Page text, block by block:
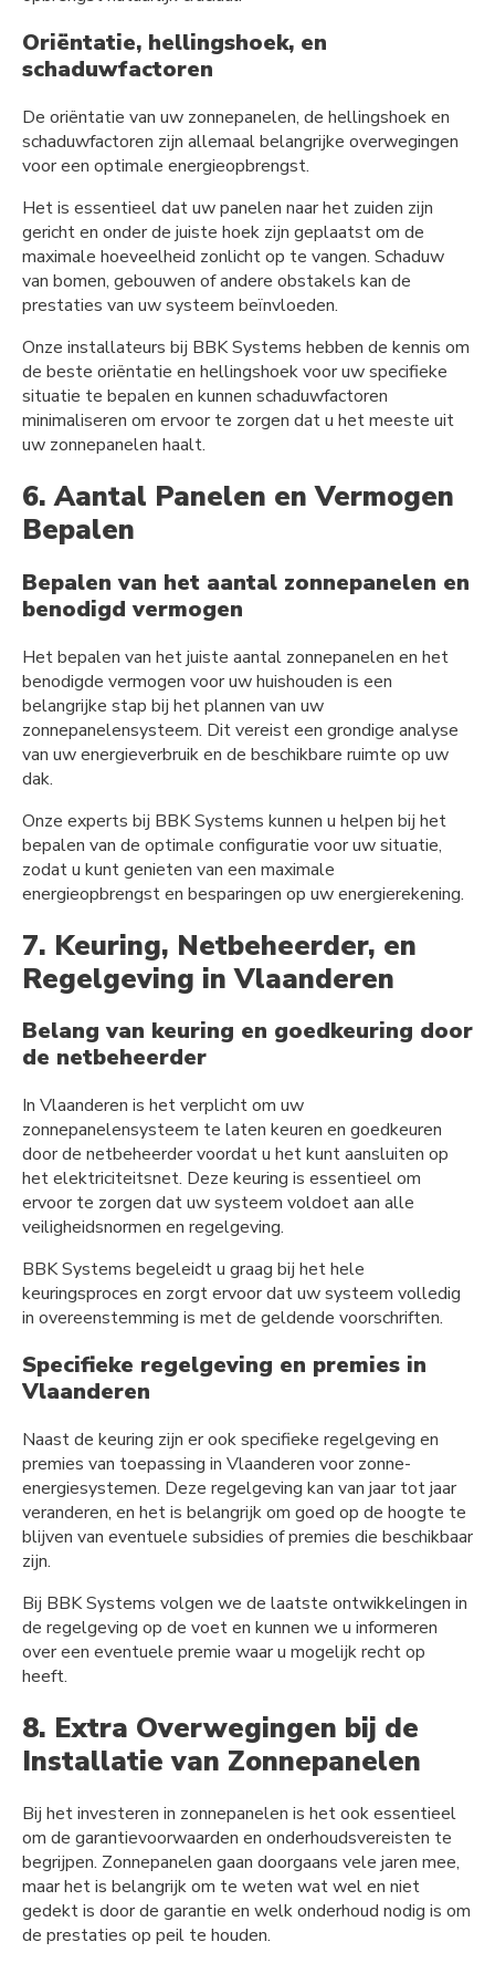
Oriëntatie, hellingshoek, en
schaduwfactoren
De oriëntatie van uw zonnepanelen, de hellingshoek en
schaduwfactoren zijn allemaal belangrijke overwegingen
voor een optimale energieopbrengst.
Het is essentieel dat uw panelen naar het zuiden zijn
gericht en onder de juiste hoek zijn geplaatst om de
maximale hoeveelheid zonlicht op te vangen. Schaduw
van bomen, gebouwen of andere obstakels kan de
prestaties van uw systeem beïnvloeden.
Onze installateurs bij BBK Systems hebben de kennis om
de beste oriëntatie en hellingshoek voor uw specifieke
situatie te bepalen en kunnen schaduwfactoren
minimaliseren om ervoor te zorgen dat u het meeste uit
uw zonnepanelen haalt.
6. Aantal Panelen en Vermogen
Bepalen
Bepalen van het aantal zonnepanelen en
benodigd vermogen
Het bepalen van het juiste aantal zonnepanelen en het
benodigde vermogen voor uw huishouden is een
belangrijke stap bij het plannen van uw
zonnepanelensysteem. Dit vereist een grondige analyse
van uw energieverbruik en de beschikbare ruimte op uw
dak.
Onze experts bij BBK Systems kunnen u helpen bij het
bepalen van de optimale configuratie voor uw situatie,
zodat u kunt genieten van een maximale
energieopbrengst en besparingen op uw energierekening.
7. Keuring, Netbeheerder, en
Regelgeving in Vlaanderen
Belang van keuring en goedkeuring door
de netbeheerder
In Vlaanderen is het verplicht om uw
zonnepanelensysteem te laten keuren en goedkeuren
door de netbeheerder voordat u het kunt aansluiten op
het elektriciteitsnet. Deze keuring is essentieel om
ervoor te zorgen dat uw systeem voldoet aan alle
veiligheidsnormen en regelgeving.
BBK Systems begeleidt u graag bij het hele
keuringsproces en zorgt ervoor dat uw systeem volledig
in overeenstemming is met de geldende voorschriften.
Specifieke regelgeving en premies in
Vlaanderen
Naast de keuring zijn er ook specifieke regelgeving en
premies van toepassing in Vlaanderen voor zonne-
energiesystemen. Deze regelgeving kan van jaar tot jaar
veranderen, en het is belangrijk om goed op de hoogte te
blijven van eventuele subsidies of premies die beschikbaar
zijn.
Bij BBK Systems volgen we de laatste ontwikkelingen in
de regelgeving op de voet en kunnen we u informeren
over een eventuele premie waar u mogelijk recht op
heeft.
8. Extra Overwegingen bij de
Installatie van Zonnepanelen
Bij het investeren in zonnepanelen is het ook essentieel
om de garantievoorwaarden en onderhoudsvereisten te
begrijpen. Zonnepanelen gaan doorgaans vele jaren mee,
maar het is belangrijk om te weten wat wel en niet
gedekt is door de garantie en welk onderhoud nodig is om
de prestaties op peil te houden.